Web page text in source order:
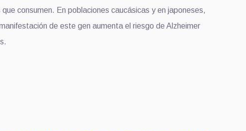
consumen. En poblaciones caucásicas y en japoneses,
de este gen aumenta el riesgo de Alzheimer